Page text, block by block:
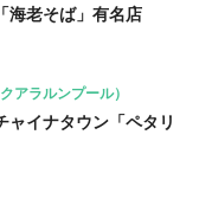
海老そば」有名店
アラルンプール）
ャイナタウン「ペタリ